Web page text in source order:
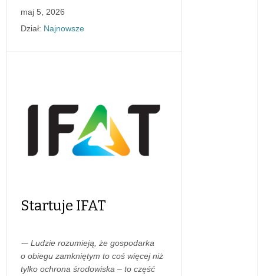
maj 5, 2026
Dział: Najnowsze
Startuje IFAT
⁃– Ludzie rozumieją, że gospodarka
o obiegu zamkniętym to coś więcej niż
tylko ochrona środowiska – to część